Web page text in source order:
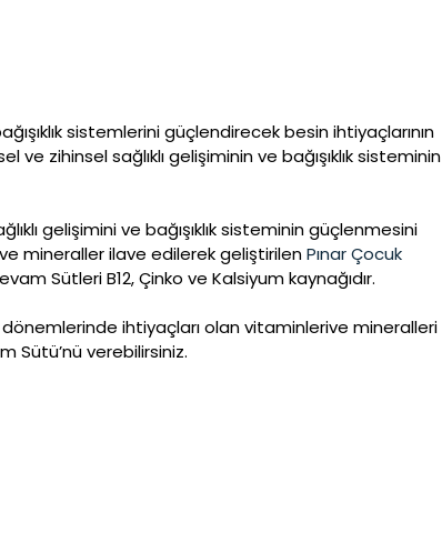
sistemlerini güçlendirecek besin ihtiyaçlarının
ve zihinsel sağlıklı gelişiminin ve bağışıklık sisteminin
gelişimini ve bağışıklık sisteminin güçlenmesini
mineraller ilave edilerek geliştirilenPınar Çocuk
Sütleri B12, Çinko ve Kalsiyum kaynağıdır.
dönemlerinde ihtiyaçları olan vitaminlerive mineralleri
Sütü’nü verebilirsiniz.